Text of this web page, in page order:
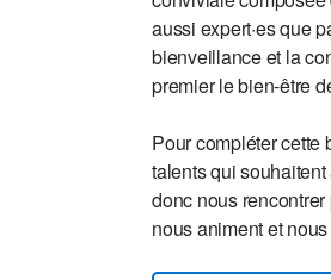
aussi expert·es que
bienveillance et la
premier le bien-être
Pour compléter cette
talents qui
donc nous
nous animent et